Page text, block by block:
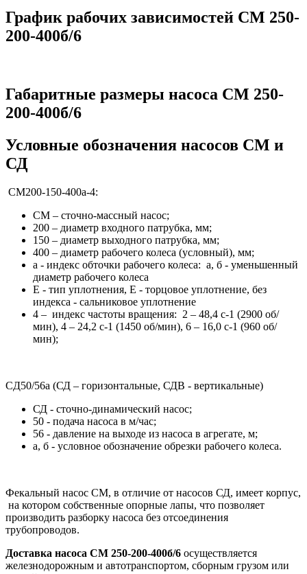
График рабочих зависимостей СМ 250-
200-400б/6
Габаритные размеры насоса СМ 250-
200-400б/6
Условные обозначения насосов СМ и
СД
СМ200-150-400а-4:
СМ – сточно-массный насос;
200 – диаметр входного патрубка, мм;
150 – диаметр выходного патрубка, мм;
400 – диаметр рабочего колеса (условный), мм;
а - индекс обточки рабочего колеса: а, б - уменьшенный
диаметр рабочего колеса
Е - тип уплотнения, Е - торцовое уплотнение, без
индекса - сальниковое уплотнение
4 – индекс частоты вращения: 2 – 48,4 с-1 (2900 об/
мин), 4 – 24,2 с-1 (1450 об/мин), 6 – 16,0 с-1 (960 об/
мин);
CД50/56а (СД – горизонтальные, СДВ - вертикальные)
СД - сточно-динамический насос;
50 - подача насоса в м/час;
56 - давление на выходе из насоса в агрегате, м;
а, б - условное обозначение обрезки рабочего колеса.
Фекальный насос СМ, в отличие от насосов СД, имеет корпус,
на котором собственные опорные лапы, что позволяет
производить разборку насоса без отсоединения
трубопроводов.
Доставка насоса СМ 250-200-400б/6 осуществляется
железнодорожным и автотранспортом, сборным грузом или